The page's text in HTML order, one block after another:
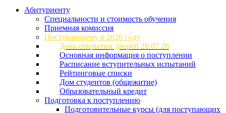
Абитуриенту
Специальности и стоимость обучения
Приемная комиссия
Поступающему в 2026 году
День открытых дверей 28.07.26
Основная информация о поступлении
Расписание вступительных испытаний
Рейтинговые списки
Дом студентов (общежитие)
Образовательный кредит
Подготовка к поступлению
Подготовительные курсы (для поступающих